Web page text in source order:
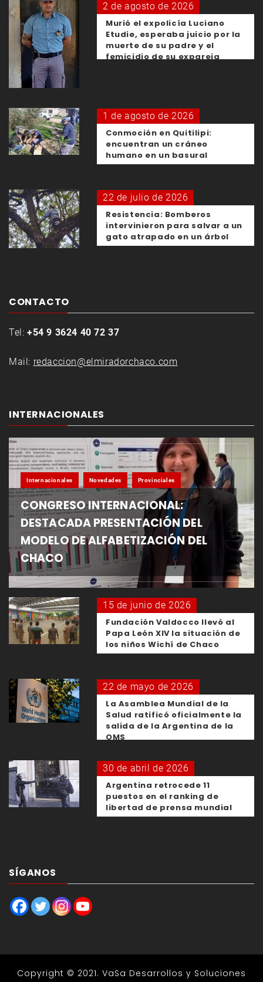
2 de agosto de 2026
Murió el expolicía Luciano
Etudie, esperaba juicio por la
muerte de su padre y el
femicidio de su expareja
1 de agosto de 2026
Conmoción en Quitilipi:
encuentran un cráneo
humano en un basural
22 de julio de 2026
Resistencia: Bomberos
intervinieron para salvar a un
gato atrapado en un árbol
CONTACTO
Tel: +54 9 3624 40 72 37
Mail: redaccion@elmiradorchaco.com
INTERNACIONALES
Internacionales Novedades Provinciales
CONGRESO INTERNACIONAL:
DESTACADA PRESENTACIÓN DEL
MODELO DE ALFABETIZACIÓN DEL
CHACO
15 de junio de 2026
Fundación Valdocco llevó al
Papa León XIV la situación de
los niños Wichí de Chaco
22 de mayo de 2026
La Asamblea Mundial de la
Salud ratificó oficialmente la
salida de la Argentina de la
OMS
30 de abril de 2026
Argentina retrocede 11
puestos en el ranking de
libertad de prensa mundial
SÍGANOS
Copyright © 2021. VaSa Desarrollos y Soluciones